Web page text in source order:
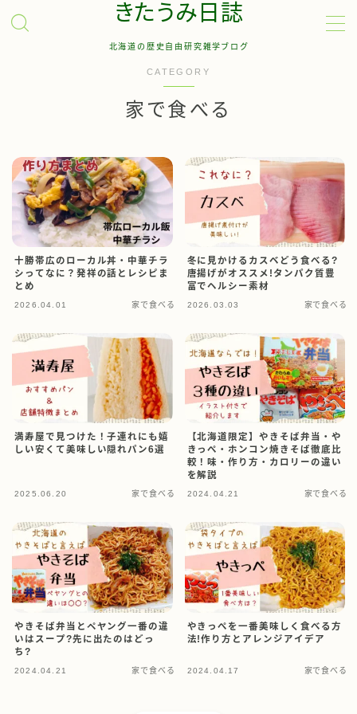
きたうみ日誌
北海道の歴史自由研究雑学ブログ
サイトマップ
CATEGORY
家で食べる
十勝帯広のローカル丼・中華チラ
シってなに？発祥の話とレシピま
とめ
2026.04.01 家で食べる
冬に見かけるカスベどう食べる?
唐揚げがオススメ!タンパク質豊
富でヘルシー素材
2026.03.03 家で食べる
満寿屋で見つけた！子連れにも嬉
しい安くて美味しい隠れパン6選
2025.06.20 家で食べる
【北海道限定】やきそば弁当・や
きっぺ・ホンコン焼きそば徹底比
較！味・作り方・カロリーの違い
を解説
2024.04.21 家で食べる
やきそば弁当とペヤング一番の違
いはスープ?先に出たのはどっ
ち?
2024.04.21 家で食べる
やきっぺを一番美味しく食べる方
法!作り方とアレンジアイデア
2024.04.17 家で食べる